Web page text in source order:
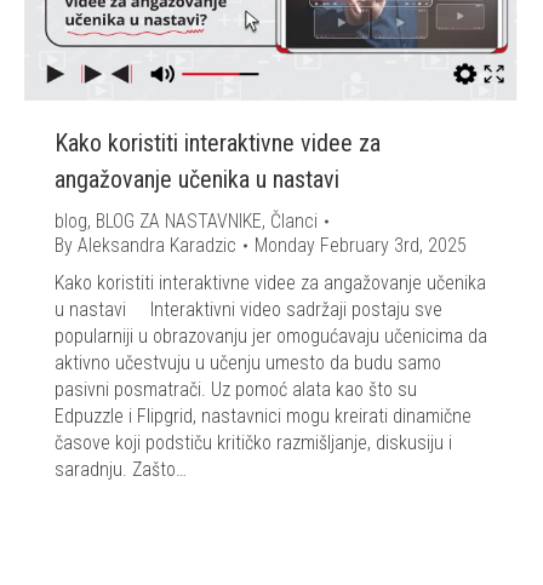
Kako koristiti interaktivne videe za
angažovanje učenika u nastavi
blog, BLOG ZA NASTAVNIKE, Članci
By Aleksandra Karadzic
Monday February 3rd, 2025
Kako koristiti interaktivne videe za angažovanje učenika
u nastavi Interaktivni video sadržaji postaju sve
popularniji u obrazovanju jer omogućavaju učenicima da
aktivno učestvuju u učenju umesto da budu samo
pasivni posmatrači. Uz pomoć alata kao što su
Edpuzzle i Flipgrid, nastavnici mogu kreirati dinamične
časove koji podstiču kritičko razmišljanje, diskusiju i
saradnju. Zašto…